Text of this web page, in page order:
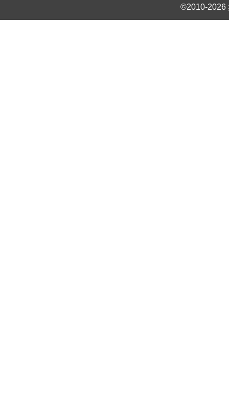
©2010-2026